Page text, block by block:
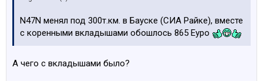
N47N менял под 300т.км. в Бауске (СИА Райке), вместе
с коренными вкладышами обошлось 865 Еуро
А чего с вкладышами было?